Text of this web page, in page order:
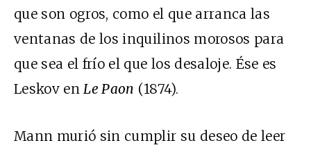
que son ogros, como el que arranca las
ventanas de los inquilinos morosos para
que sea el frío el que los desaloje. Ése es
Leskov enLe Paon (1874).
Mann murió sin cumplir su deseo de leer